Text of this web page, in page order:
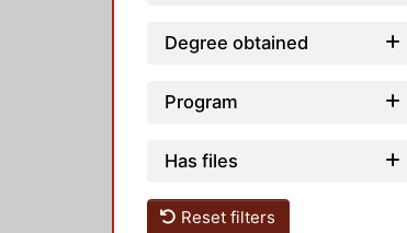
Degree obtained
Program
Has files
Reset filters